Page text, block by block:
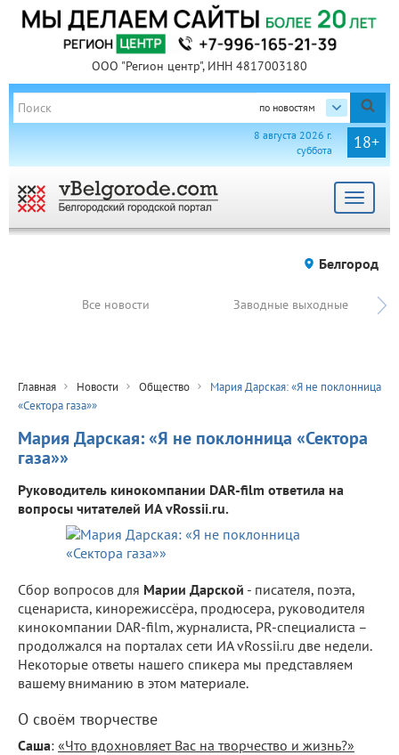
ООО "Регион центр", ИНН 4817003180
по новостям
18+
8 августа 2026 г.
суббота
Toggle
Белгород
Все новости Заводные выходные
Главная Новости Общество
Мария Дарская: «Я не поклонница
«Сектора газа»»
Мария Дарская: «Я не поклонница «Сектора
газа»»
Руководитель кинокомпании DAR-film ответила на
вопросы читателей ИА vRossii.ru.
Сбор вопросов для Марии Дарской - писателя, поэта,
сценариста, кинорежиссёра, продюсера, руководителя
кинокомпании DAR-film, журналиста, PR-специалиста –
продолжался на порталах сети ИА vRossii.ru две недели.
Некоторые ответы нашего спикера мы представляем
вашему вниманию в этом материале.
О своём творчестве
Саша: «Что вдохновляет Вас на творчество и жизнь?»